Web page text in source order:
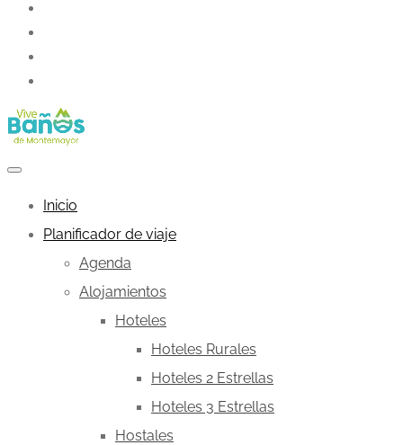
Inicio
Planificador de viaje
Agenda
Alojamientos
Hoteles
Hoteles Rurales
Hoteles 2 Estrellas
Hoteles 3 Estrellas
Hostales